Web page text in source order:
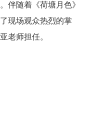
伴随着《荷塘月色》
现场观众热烈的掌
老师担任。